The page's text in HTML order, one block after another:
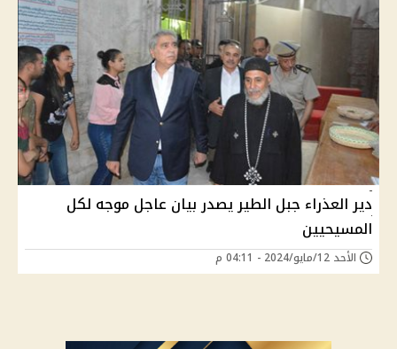
دير العذراء جبل الطير يصدر بيان عاجل موجه لكل
المسيحيين
الأحد 12/مايو/2024 - 04:11 م